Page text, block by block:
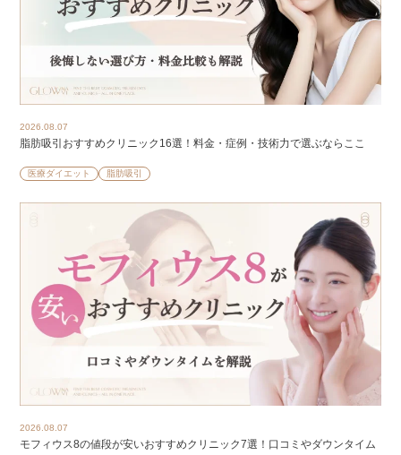
2026.08.07
脂肪吸引おすすめクリニック16選！料金・症例・技術力で選ぶならここ
医療ダイエット 脂肪吸引
2026.08.07
モフィウス8の値段が安いおすすめクリニック7選！口コミやダウンタイム